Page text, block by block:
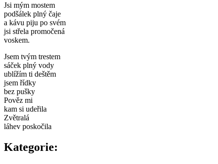
Jsi mým mostem
podšálek plný čaje
a kávu piju po svém
jsi střela promočená
voskem.
Jsem tvým trestem
sáček plný vody
ublížím ti deštěm
jsem řídky
bez pušky
Pověz mi
kam si udeřila
Zvětralá
láhev poskočila
Kategorie: